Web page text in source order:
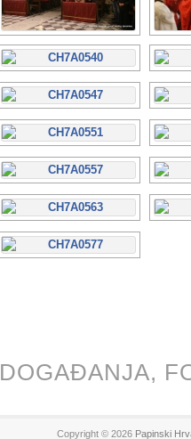
DOGAĐANJA,
Copyright © 2026 Papinski